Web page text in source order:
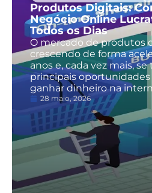
Produtos Digitais:
Negócio Online
Todos os Dias
O mercado de produtos
crescendo de forma
anos e, cada vez mais,
principais oportunidades
ganhar dinheiro na
28 maio, 2026